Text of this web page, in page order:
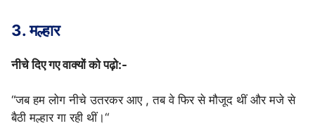
3. मल्हार
नीचे दिए गए वाक्यों को पढ़ो:-
“जब हम लोग नीचे उतरकर आए , तब वे फिर से मौजूद थीं और मजे से
बैठी मल्हार गा रही थीं।“